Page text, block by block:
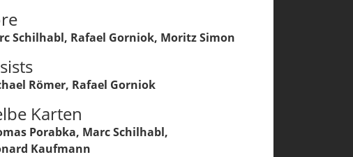
Schilhabl, Rafael Gorniok, Moritz Simon
Römer, Rafael Gorniok
Karten
Porabka, Marc Schilhabl,
Kaufmann